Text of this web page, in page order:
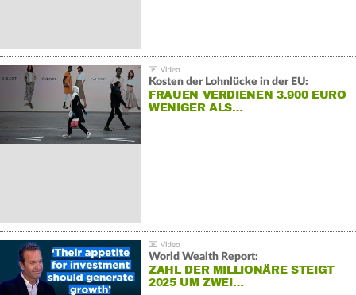
Kosten der Lohnlücke in der EU:
FRAUEN VERDIENEN 3.900 EURO
WENIGER ALS…
World Wealth Report:
ZAHL DER MILLIONÄRE STEIGT
2025 UM ZWEI…